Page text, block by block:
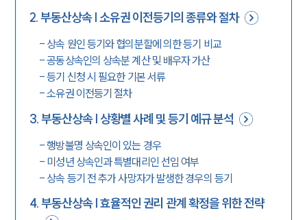
2.부동산상속 | 소유권 이전등기의 종류와 절차
- 상속 원인 등기와 협의분할에 의한 등기 비교
-공동상속인의 상속분 계산 및 배우자 가산
-등기 신청 시 필요한 기본 서류
-소유권 이전등기 절차
3.부동산상속 | 상황별 사례 및 등기 예규 분석
-행방불명 상속인이 있는 경우
- 미성년 상속인과 특별대리인 선임 여부
- 상속 등기 전 추가 사망자가 발생한 경우의 등기
4.부동산상속 | 효율적인 권리 관계 확정을 위한 전략